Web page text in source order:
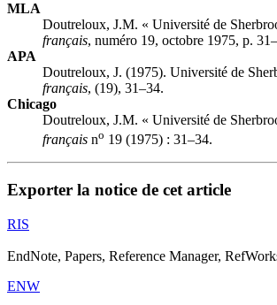
MLA
Doutreloux, J.M. « Université de
français, numéro 19, octobre 1975, p.
APA
Doutreloux, J. (1975). Université de
français, (19), 31–34.
Chicago
Doutreloux, J.M. « Université de
français no 19 (1975) : 31–34.
Exporter la notice de cet article
RIS
EndNote, Papers, Reference Manager,
ENW